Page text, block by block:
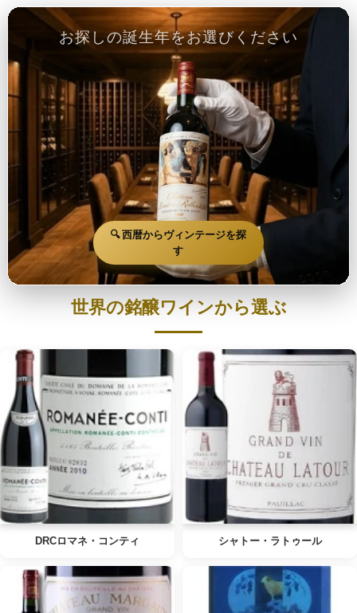
お探しの誕生年をお選びください
🔍 西暦からヴィンテージを探
す
世界の銘醸ワインから選ぶ
DRCロマネ・コンティ シャトー・ラトゥール